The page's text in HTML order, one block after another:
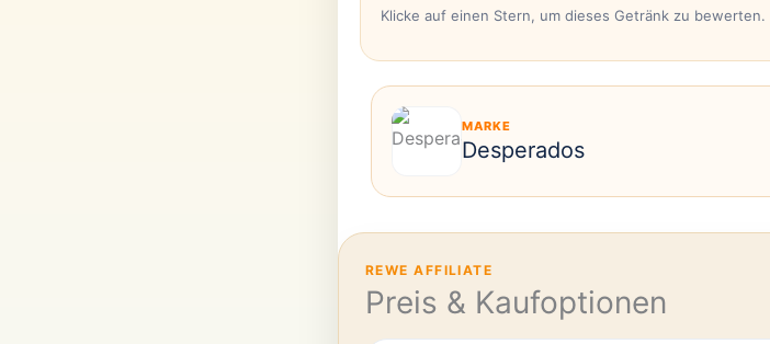
Klicke auf einen Stern, um dieses Getränk zu bewerten.
MARKE
Desperados
REWE AFFILIATE
Preis & Kaufoptionen